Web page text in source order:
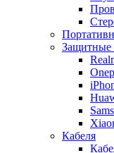
Защитные
Кабеля